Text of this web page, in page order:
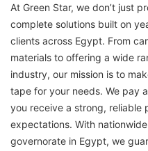
At Green Star, we don’t just
complete solutions built on
clients across Egypt. From
materials to offering a wide
industry, our mission is to
tape for your needs. We pay
you receive a strong,
expectations. With
governorate in Egypt, we